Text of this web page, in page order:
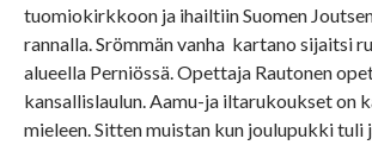
tuomiokirkkoon ja ihailtiin Suomen
rannalla. Srömmän vanha kartano sijaitsi
alueella Perniössä. Opettaja Rautonen
kansallislaulun. Aamu-ja iltarukoukset on
mieleen. Sitten muistan kun joulupukki tuli